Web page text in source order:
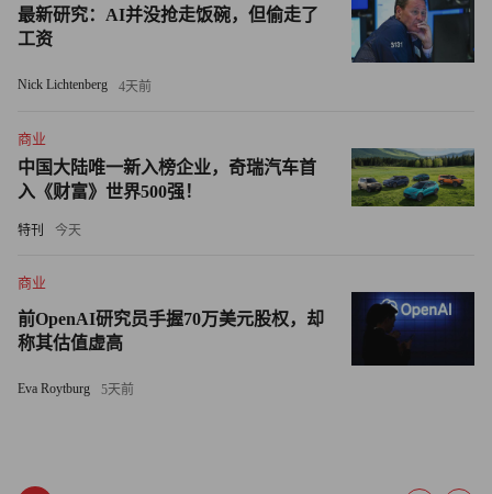
五个数据中心园区。
他上周在得州园区的一次活动上表示：“这个园区只是我们
正在建设的一小部分。所有这些甚至仍不足以满足ChatGPT
所有这些基础设施将帮助AI实现重新定义世界的雄心勃勃
的使命，但奥尔特曼认为，这项技术正顺利朝着这个方向前
进。
他告诉《世界报》：“再过几年，AI做出人类无法独自完成
的科学发现将变得非常可能。对我来说，那将开始感觉像是
我们可以恰当地称之为‘超级智能’的东西。”（财富中文
网）
审校：汪皓
最新研究：AI并没抢走饭碗，但偷走了
工资
Nick Lichtenberg 4天前
商业
中国大陆唯一新入榜企业，奇瑞汽车首
入《财富》世界500强！
特刊 今天
商业
前OpenAI研究员手握70万美元股权，却
称其估值虚高
Eva Roytburg 5天前